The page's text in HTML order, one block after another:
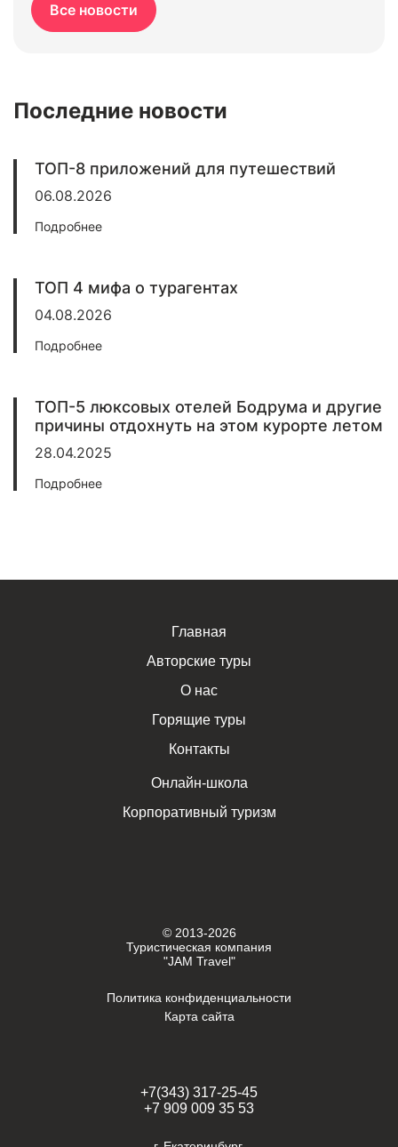
Все новости
Последние новости
ТОП-8 приложений для путешествий
06.08.2026
Подробнее
ТОП 4 мифа о турагентах
04.08.2026
Подробнее
ТОП-5 люксовых отелей Бодрума и другие
причины отдохнуть на этом курорте летом
28.04.2025
Подробнее
© 2013-2026
Туристическая компания
"JAM Travel"
Политика конфиденциальности
Карта сайта
Главная
Авторские туры
О нас
Горящие туры
Контакты
Онлайн-школа
Корпоративный туризм
+7(343) 317-25-45
+7 909 009 35 53